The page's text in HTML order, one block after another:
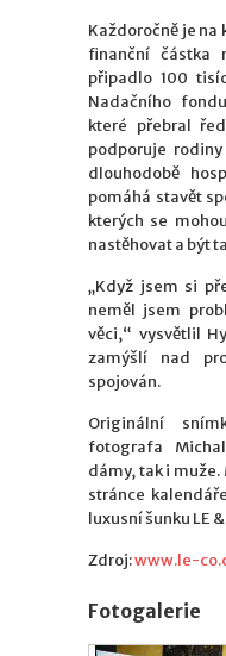
Každoročně je na
finanční částka
připadlo 100
Nadačního
které přebral
podporuje
dlouhodobě
pomáhá stavět
kterých se
nastěhovat a být
„Když jsem si
neměl jsem
věci,“ vysvětlil
zamýšlí nad
spojován.
Originální
fotografa
dámy, tak i
stránce
luxusní šunku LE &
Zdroj:www.le-
Fotogalerie